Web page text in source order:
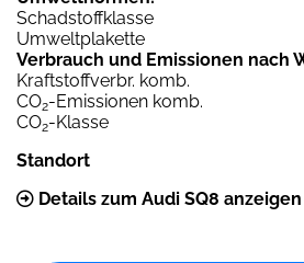
Schadstoffklasse
Umweltplakette
Verbrauch und Emissionen nach
Kraftstoffverbr. komb.
CO2-Emissionen komb.
CO2-Klasse
Standort
Details zum Audi SQ8 anzeigen